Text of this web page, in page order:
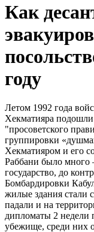
Как
году
Летом 1992 года
Хекматияра подошли
"просоветского
группировки
Хекматияром и его
Раббани было много
государство, до
Бомбардировки
жилые здания стали
падали и на
дипломаты 2 недели
убежище, среди них